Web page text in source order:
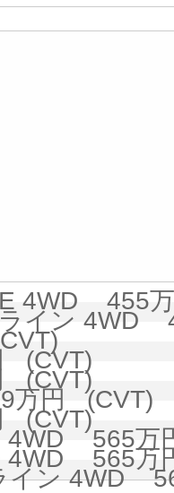
4WD 455
ライン 4WD
(CVT)
(CVT)
万円 (CVT)
(CVT)
4WD 565万
4WD 565万
イン 4WD